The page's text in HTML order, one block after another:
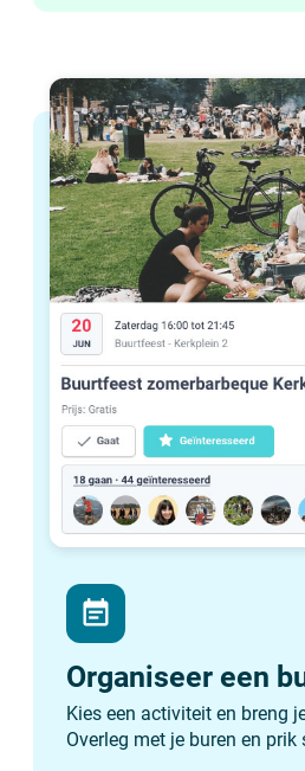
event_note
Organiseer een
Kies een activiteit en breng
Overleg met je buren en